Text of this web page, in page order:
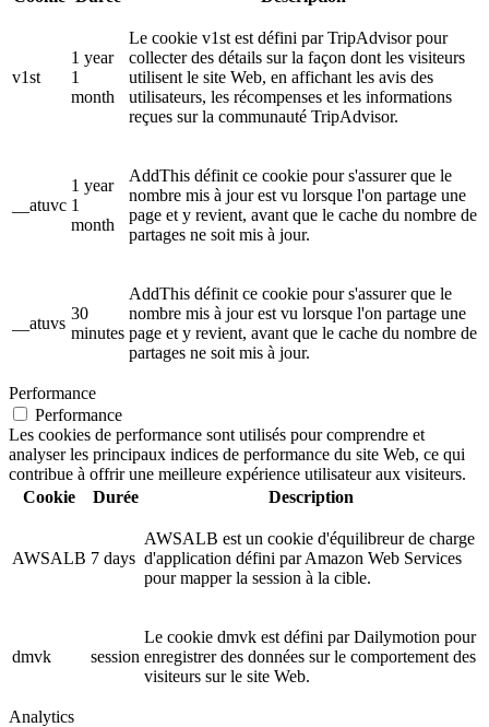
v1st
1 year
1
month
Le cookie v1st est défini par TripAdvisor pour
collecter des détails sur la façon dont les visiteurs
utilisent le site Web, en affichant les avis des
utilisateurs, les récompenses et les informations
reçues sur la communauté TripAdvisor.
__atuvc
1 year
1
month
AddThis définit ce cookie pour s'assurer que le
nombre mis à jour est vu lorsque l'on partage une
page et y revient, avant que le cache du nombre de
partages ne soit mis à jour.
__atuvs
30
minutes
AddThis définit ce cookie pour s'assurer que le
nombre mis à jour est vu lorsque l'on partage une
page et y revient, avant que le cache du nombre de
partages ne soit mis à jour.
Performance
Performance
Les cookies de performance sont utilisés pour comprendre et
analyser les principaux indices de performance du site Web, ce qui
contribue à offrir une meilleure expérience utilisateur aux visiteurs.
Cookie
Durée Description
AWSALB 7 days
AWSALB est un cookie d'équilibreur de charge
d'application défini par Amazon Web Services
pour mapper la session à la cible.
dmvk session
Le cookie dmvk est défini par Dailymotion pour
enregistrer des données sur le comportement des
visiteurs sur le site Web.
Analytics